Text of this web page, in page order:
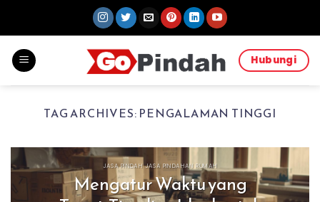
Hubungi
TAG ARCHIVES: PENGALAMAN TINGGI
JASA PINDAH JASA PINDAHAN RUMAH
Mengatur Waktu yang